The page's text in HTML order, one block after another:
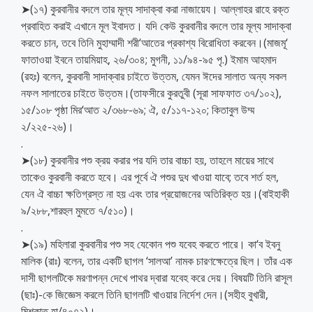
➤(১৭) কুরবানীর বদলে তার মূল্য সাদাক্বা করা নাজায়েয। আল্লাহর রাহে রক্ত
প্রবাহিত করাই এখানে মূল ইবাদত। যদি কেউ কুরবানীর বদলে তার মূল্য সাদাক্বা
করতে চান, তবে তিনি মুহাম্মাদী শরী‘আতের প্রকাশ্য বিরোধিতা করবেন।(মাজমূ‘
ফাতাওয়া ইবনে তায়মিয়াহ, ২৬/৩০৪; মুগনী, ১১/৯৪-৯৫ পৃ.) ইমাম আহমাদ
(রহঃ) বলেন, কুরবানী সাদাক্বার চাইতে উত্তম, যেমন ঈদের সালাত অন্য সকল
নফল সালাতের চাইতে উত্তম।(তাফসীরে কুরতুবী (সূরা সাফফাত ৩৭/১০২),
১৫/১০৮ পৃষ্ঠা মির‘আত ২/৩৬৮-৬৯; ঐ, ৫/১১৭-১২০; কিতাবুল উম্ম
২/২২৫-২৬)।
.
➤(১৮) কুরবানীর পশু ক্রয় করার পর যদি তার বাচ্চা হয়, তাহলে মায়ের সাথে
তাকেও কুরবানী করতে হবে। এর পূর্বে ঐ পশুর দুধ খাওয়া যাবে; তবে শর্ত হল,
যেন ঐ বাচ্চা ক্ষতিগ্রস্ত না হয় এবং তার প্রয়োজনের অতিরিক্ত হয়।(বাইহাকী
৯/২৮৮,শারহুল মুমতে ৭/৫১০)।
.
➤(১৯) মহিলারা কুরবানীর পশু সহ যেকোন পশু যবেহ করতে পারে। কা‘ব ইবনু
মালিক (রাঃ) বলেন, তার একটি ছাগল ‘সালআ’ নামক চারণক্ষেত্রে ছিল। তাঁর এক
দাসী ছাগলটিকে মরণাপন্ন দেখে পাথর দ্বারা যবেহ করে দেয়। বিষয়টি তিনি রাসূল
(ছাঃ)-কে জিজ্ঞেস করলে তিনি ছাগলটি খাওয়ার নির্দেশ দেন।(সহীহ বুখারী,